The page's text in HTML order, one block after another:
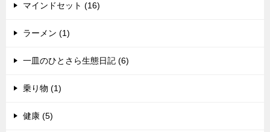
マインドセット (16)
ラーメン (1)
一皿のひとさら生態日記 (6)
乗り物 (1)
健康 (5)